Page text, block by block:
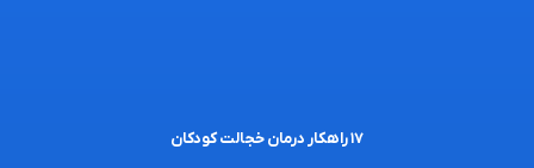
۱۷ راهکار درمان خجالت کودکان